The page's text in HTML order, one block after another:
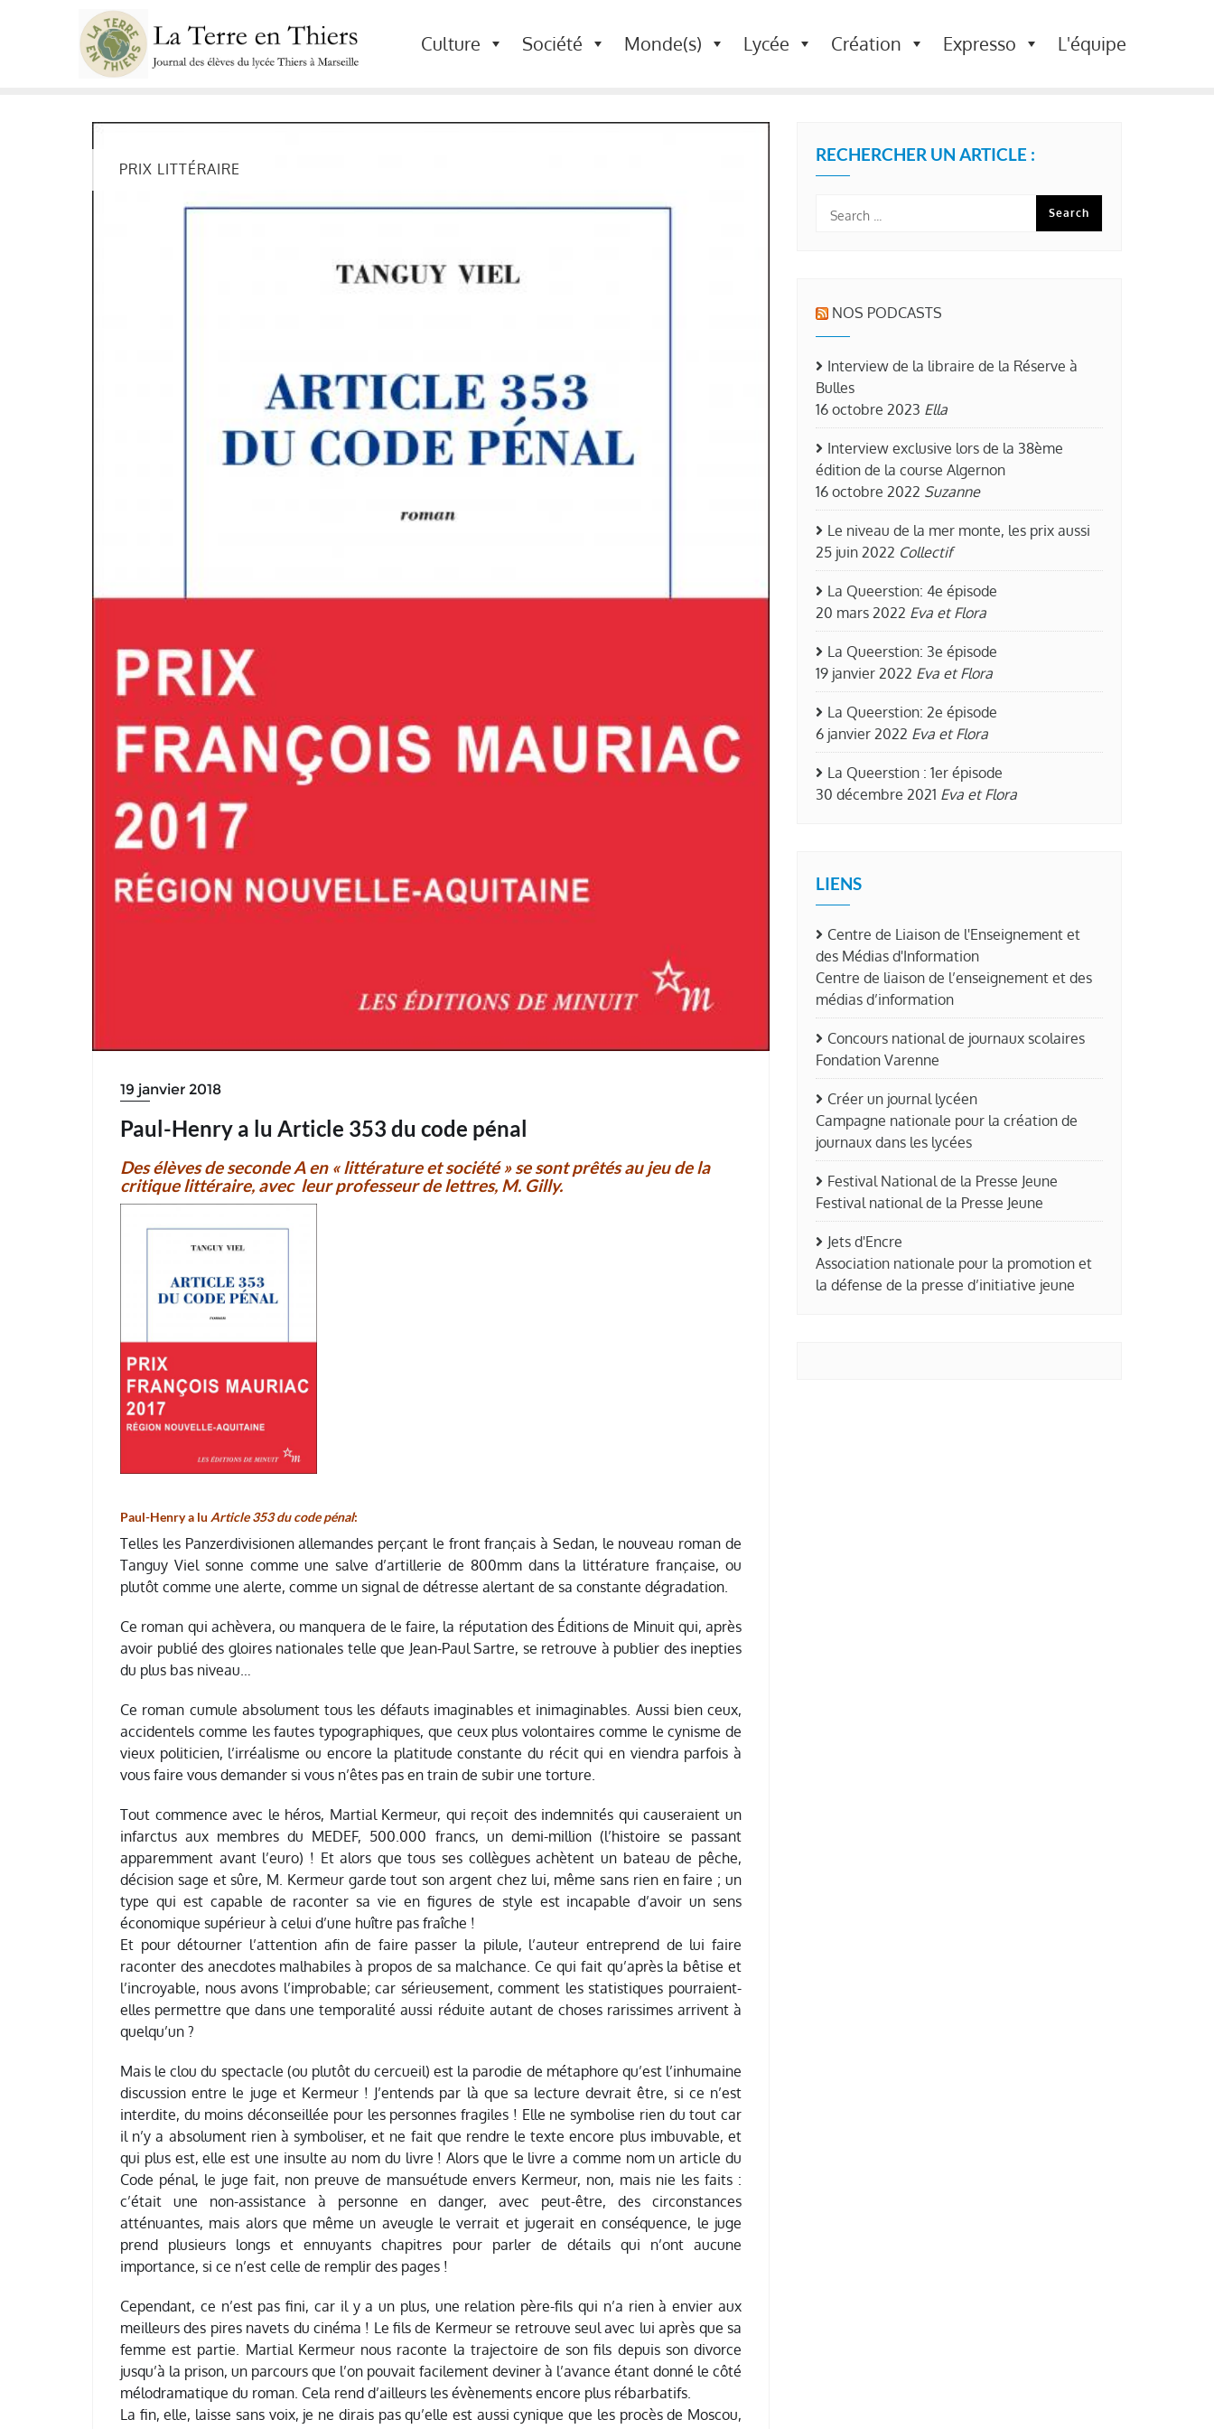
Culture Société Monde(s) Lycée Création Expresso L'équipe
PRIX LITTÉRAIRE
19 janvier 2018
Paul-Henry a lu Article 353 du code pénal
Des élèves de seconde A en « littérature et société » se sont prêtés au jeu de la
critique littéraire, avec leur professeur de lettres, M. Gilly.
Paul-Henry a lu Article 353 du code pénal:
Telles les Panzerdivisionen allemandes perçant le front français à Sedan, le nouveau roman de
Tanguy Viel sonne comme une salve d’artillerie de 800mm dans la littérature française, ou
plutôt comme une alerte, comme un signal de détresse alertant de sa constante dégradation.
Ce roman qui achèvera, ou manquera de le faire, la réputation des Éditions de Minuit qui, après
avoir publié des gloires nationales telle que Jean-Paul Sartre, se retrouve à publier des inepties
du plus bas niveau…
Ce roman cumule absolument tous les défauts imaginables et inimaginables. Aussi bien ceux,
accidentels comme les fautes typographiques, que ceux plus volontaires comme le cynisme de
vieux politicien, l’irréalisme ou encore la platitude constante du récit qui en viendra parfois à
vous faire vous demander si vous n’êtes pas en train de subir une torture.
Tout commence avec le héros, Martial Kermeur, qui reçoit des indemnités qui causeraient un
infarctus aux membres du MEDEF, 500.000 francs, un demi-million (l’histoire se passant
apparemment avant l’euro) ! Et alors que tous ses collègues achètent un bateau de pêche,
décision sage et sûre, M. Kermeur garde tout son argent chez lui, même sans rien en faire ; un
type qui est capable de raconter sa vie en figures de style est incapable d’avoir un sens
économique supérieur à celui d’une huître pas fraîche !
Et pour détourner l’attention afin de faire passer la pilule, l’auteur entreprend de lui faire
raconter des anecdotes malhabiles à propos de sa malchance. Ce qui fait qu’après la bêtise et
l’incroyable, nous avons l’improbable; car sérieusement, comment les statistiques pourraient-
elles permettre que dans une temporalité aussi réduite autant de choses rarissimes arrivent à
quelqu’un ?
Mais le clou du spectacle (ou plutôt du cercueil) est la parodie de métaphore qu’est l’inhumaine
discussion entre le juge et Kermeur ! J’entends par là que sa lecture devrait être, si ce n’est
interdite, du moins déconseillée pour les personnes fragiles ! Elle ne symbolise rien du tout car
il n’y a absolument rien à symboliser, et ne fait que rendre le texte encore plus imbuvable, et
qui plus est, elle est une insulte au nom du livre ! Alors que le livre a comme nom un article du
Code pénal, le juge fait, non preuve de mansuétude envers Kermeur, non, mais nie les faits :
c’était une non-assistance à personne en danger, avec peut-être, des circonstances
atténuantes, mais alors que même un aveugle le verrait et jugerait en conséquence, le juge
prend plusieurs longs et ennuyants chapitres pour parler de détails qui n’ont aucune
importance, si ce n’est celle de remplir des pages !
Cependant, ce n’est pas fini, car il y a un plus, une relation père-fils qui n’a rien à envier aux
meilleurs des pires navets du cinéma ! Le fils de Kermeur se retrouve seul avec lui après que sa
femme est partie. Martial Kermeur nous raconte la trajectoire de son fils depuis son divorce
jusqu’à la prison, un parcours que l’on pouvait facilement deviner à l’avance étant donné le côté
mélodramatique du roman. Cela rend d’ailleurs les évènements encore plus rébarbatifs.
La fin, elle, laisse sans voix, je ne dirais pas qu’elle est aussi cynique que les procès de Moscou,
RECHERCHER UN ARTICLE :
NOS PODCASTS
Interview de la libraire de la Réserve à
Bulles
16 octobre 2023 Ella
Interview exclusive lors de la 38ème
édition de la course Algernon
16 octobre 2022 Suzanne
Le niveau de la mer monte, les prix aussi
25 juin 2022 Collectif
La Queerstion: 4e épisode
20 mars 2022 Eva et Flora
La Queerstion: 3e épisode
19 janvier 2022 Eva et Flora
La Queerstion: 2e épisode
6 janvier 2022 Eva et Flora
La Queerstion : 1er épisode
30 décembre 2021 Eva et Flora
LIENS
Centre de Liaison de l'Enseignement et
des Médias d'Information
Centre de liaison de l’enseignement et des
médias d’information
Concours national de journaux scolaires
Fondation Varenne
Créer un journal lycéen
Campagne nationale pour la création de
journaux dans les lycées
Festival National de la Presse Jeune
Festival national de la Presse Jeune
Jets d'Encre
Association nationale pour la promotion et
la défense de la presse d’initiative jeune